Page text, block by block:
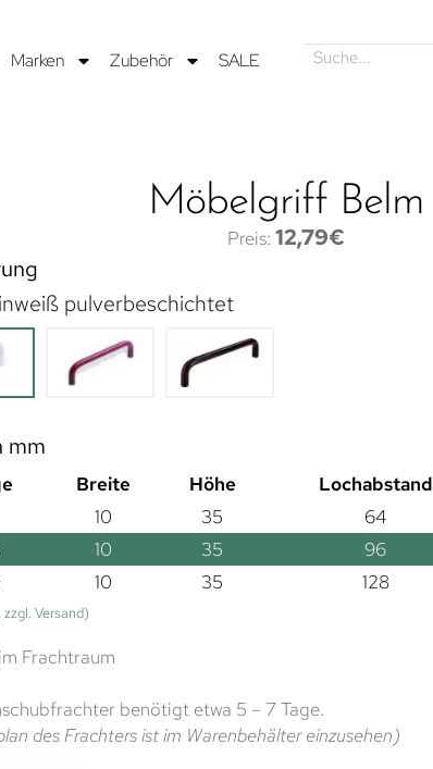
Marken Zubehör SALE
Möbelgriff Belm
12,79€
pulverbeschichtet
mm
Breite Höhe Lochabstand
10 35 64
10 35 96
10 35 128
Versand)
im Frachtraum
benötigt etwa 5 – 7 Tage.
des Frachters ist im Warenbehälter einzusehen)